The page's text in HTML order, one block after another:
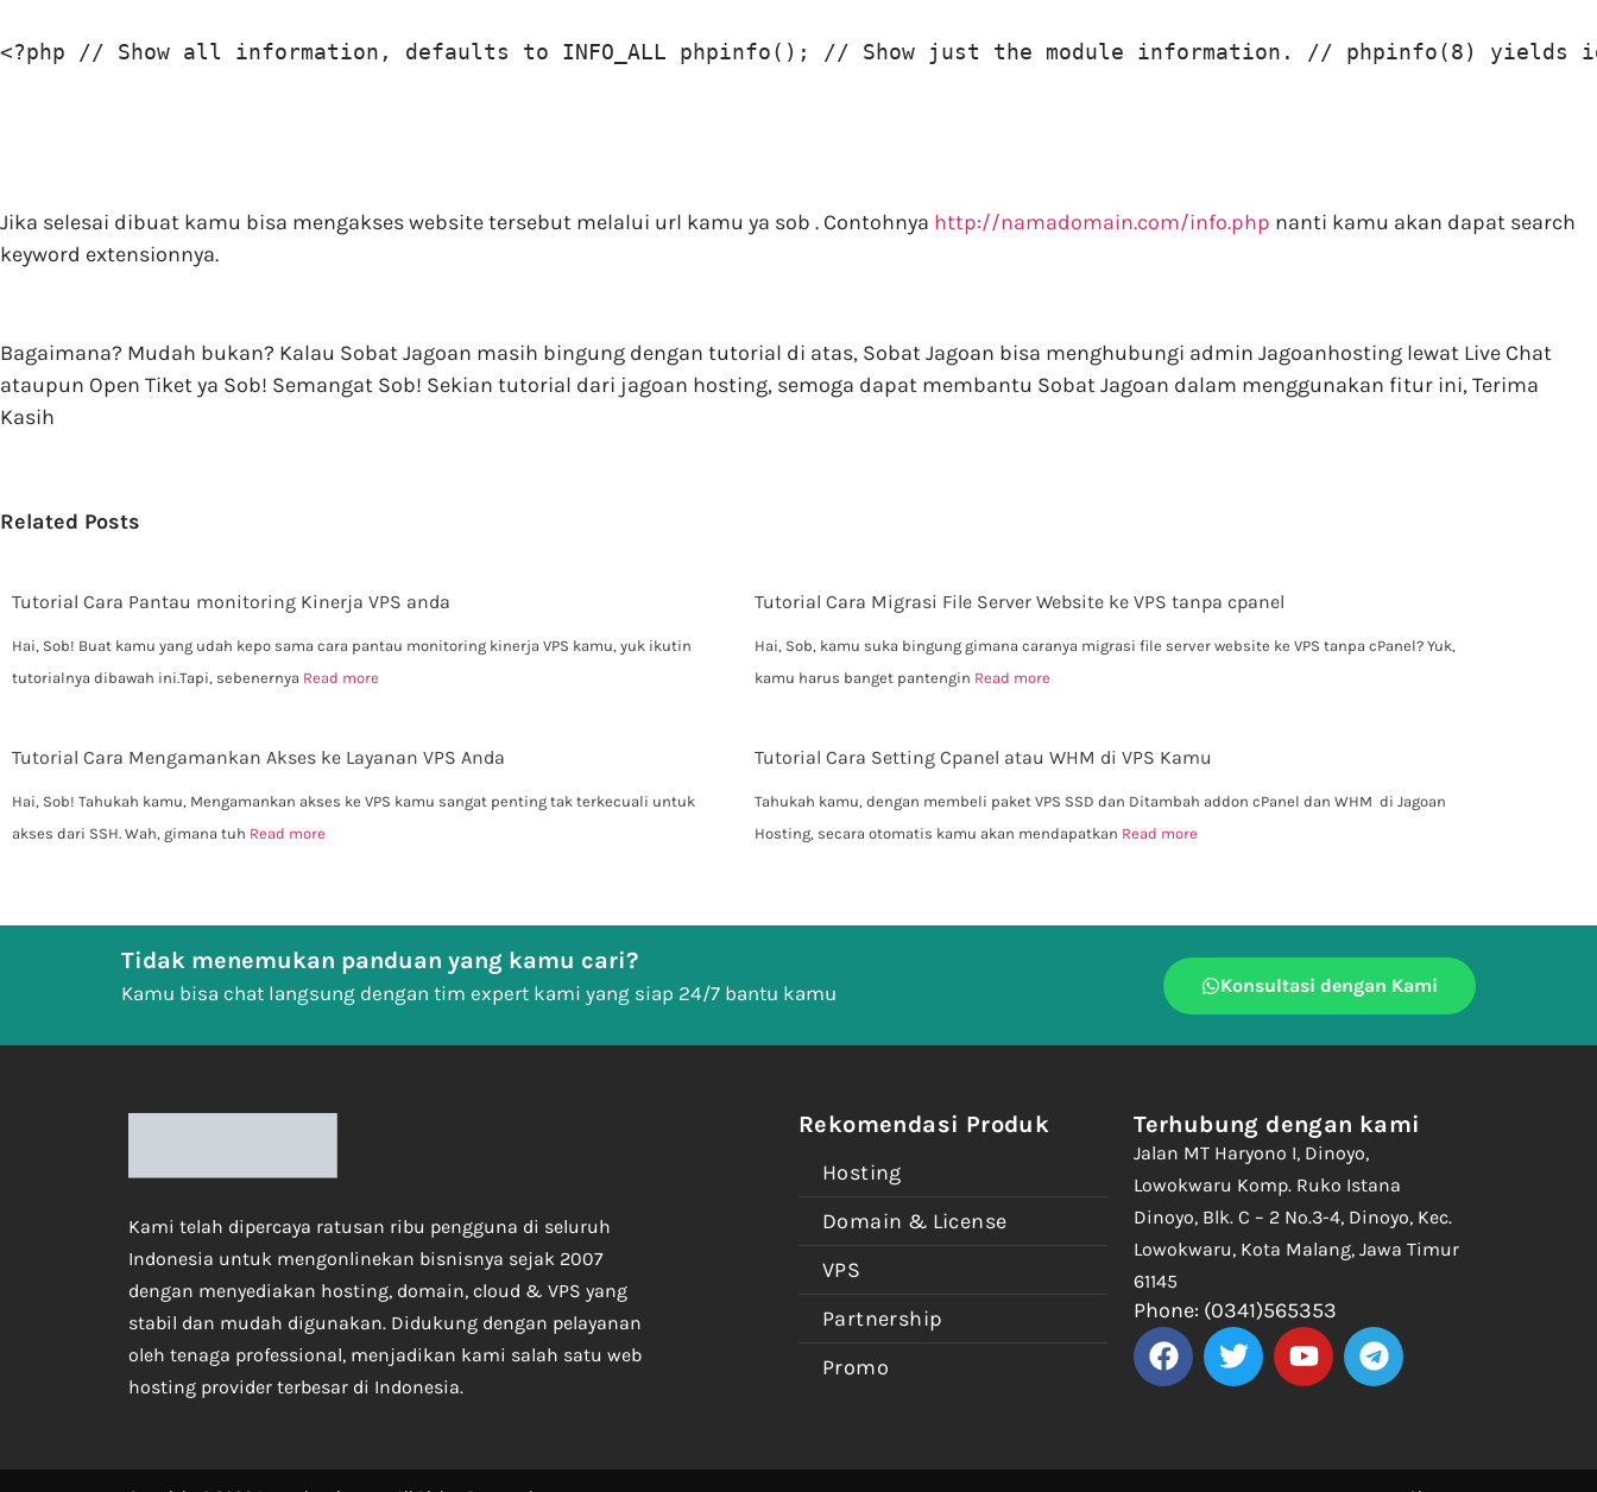
<?php // Show all information, defaults to INFO_ALL phpinfo(); // Show just the module information. // phpinfo(8) yields
Jika selesai dibuat kamu bisa mengakses website tersebut melalui url kamu ya sob . Contohnya http://namadomain.com/info.php nanti kamu akan dapat search
keyword extensionnya.
Bagaimana? Mudah bukan? Kalau Sobat Jagoan masih bingung dengan tutorial di atas, Sobat Jagoan bisa menghubungi admin Jagoanhosting lewat Live Chat
ataupun Open Tiket ya Sob! Semangat Sob! Sekian tutorial dari jagoan hosting, semoga dapat membantu Sobat Jagoan dalam menggunakan fitur ini, Terima
Kasih
Related Posts
Tutorial Cara Pantau monitoring Kinerja VPS anda
Hai, Sob! Buat kamu yang udah kepo sama cara pantau monitoring kinerja VPS kamu, yuk ikutin
tutorialnya dibawah ini.Tapi, sebenernya Read more
Tutorial Cara Migrasi File Server Website ke VPS tanpa cpanel
Hai, Sob, kamu suka bingung gimana caranya migrasi file server website ke VPS tanpa cPanel? Yuk,
kamu harus banget pantengin Read more
Tutorial Cara Mengamankan Akses ke Layanan VPS Anda
Hai, Sob! Tahukah kamu, Mengamankan akses ke VPS kamu sangat penting tak terkecuali untuk
akses dari SSH. Wah, gimana tuh Read more
Tutorial Cara Setting Cpanel atau WHM di VPS Kamu
Tahukah kamu, dengan membeli paket VPS SSD dan Ditambah addon cPanel dan WHM di Jagoan
Hosting, secara otomatis kamu akan mendapatkan Read more
Tidak menemukan panduan yang kamu cari?
Kamu bisa chat langsung dengan tim expert kami yang siap 24/7 bantu kamu Konsultasi dengan Kami
Kami telah dipercaya ratusan ribu pengguna di seluruh
Indonesia untuk mengonlinekan bisnisnya sejak 2007
dengan menyediakan hosting, domain, cloud & VPS yang
stabil dan mudah digunakan. Didukung dengan pelayanan
oleh tenaga professional, menjadikan kami salah satu web
hosting provider terbesar di Indonesia.
Rekomendasi Produk
Hosting
Domain & License
VPS
Partnership
Promo
Terhubung dengan kami
Jalan MT Haryono I, Dinoyo,
Lowokwaru Komp. Ruko Istana
Dinoyo, Blk. C – 2 No.3-4, Dinoyo, Kec.
Lowokwaru, Kota Malang, Jawa Timur
61145
Phone: (0341)565353